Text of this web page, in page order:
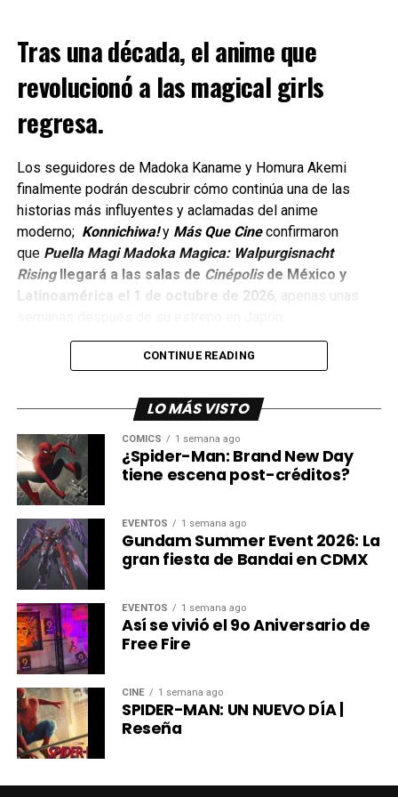
comments
Friends y Aqua Teen Hunger Force en una sátira
ambientada a bordo de un crucero.
Robot Chicken, el segundo especial estará dedicado a los
Y celebrará el 35.º aniversario del canal que dio origen a
algunas de las animaciones más queridas por varias
generaciones.
Actualmente, el episodio se encuentra en producción.
Chicken
Creados por Seth Green y Matthew Senreich, y producidos
por Stoopid Buddy Studios, los nuevos especiales de
Robot Chicken fueron anunciados durante el Festival
Internacional de Cine de Animación de Annecy.
Mientras llega su estreno, las once temporadas de la
serie ya están disponibles en HBO Max.
Desde su debut en el bloque Adult Swim, Robot Chicken
revolucionó la televisión de animación para adultos
Tras una década, el anime que
revolucionó a las magical girls
regresa.
Los seguidores de Madoka Kaname y Homura Akemi
finalmente podrán descubrir cómo continúa una de las
historias más influyentes y aclamadas del anime
moderno; Konnichiwa!y Más Que Cineconfirmaron
que Puella Magi Madoka Magica: Walpurgisnacht
Rising llegará a las salas de Cinépolisde México y
Latinoamérica el 1 de octubre de 2026 , apenas unas
CONTINUE READING
LO MÁS VISTO
CÓMICS 1 semana ago
¿Spider-Man: Brand New Day
tiene escena post-créditos?
EVENTOS 1 semana ago
Gundam Summer Event 2026: La
gran fiesta de Bandai en CDMX
EVENTOS 1 semana ago
Así se vivió el 9o Aniversario de
Free Fire
CINE 1 semana ago
SPIDER-MAN: UN NUEVO DÍA |
Reseña